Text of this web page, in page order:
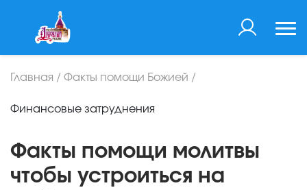
Главная / Факты помощи Божией /
Финансовые затруднения
Факты помощи молитвы
чтобы устроиться на